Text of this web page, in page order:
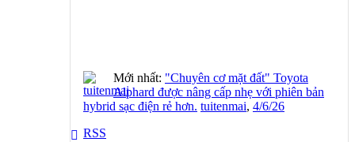
Mới nhất: "Chuyên cơ mặt đất" Toyota
Alphard được nâng cấp nhẹ với phiên bản
hybrid sạc điện rẻ hơn. tuitenmai, 4/6/26
RSS